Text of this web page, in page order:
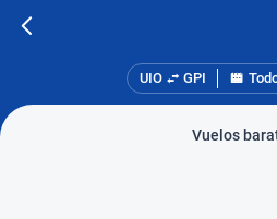
UIO GPI
Vuelos